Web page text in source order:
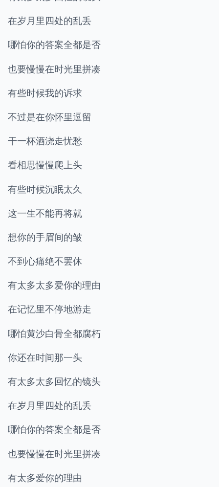
在岁月里四处的乱丢
哪怕你的答案全都是否
也要慢慢在时光里拼凑
有些时候我的诉求
不过是在你怀里逗留
干一杯酒浇走忧愁
看相思慢慢爬上头
有些时候沉眠太久
这一生不能再将就
想你的手眉间的皱
不到心痛绝不罢休
有太多太多爱你的理由
在记忆里不停地游走
哪怕黄沙白骨全都腐朽
你还在时间那一头
有太多太多回忆的镜头
在岁月里四处的乱丢
哪怕你的答案全都是否
也要慢慢在时光里拼凑
有太多爱你的理由